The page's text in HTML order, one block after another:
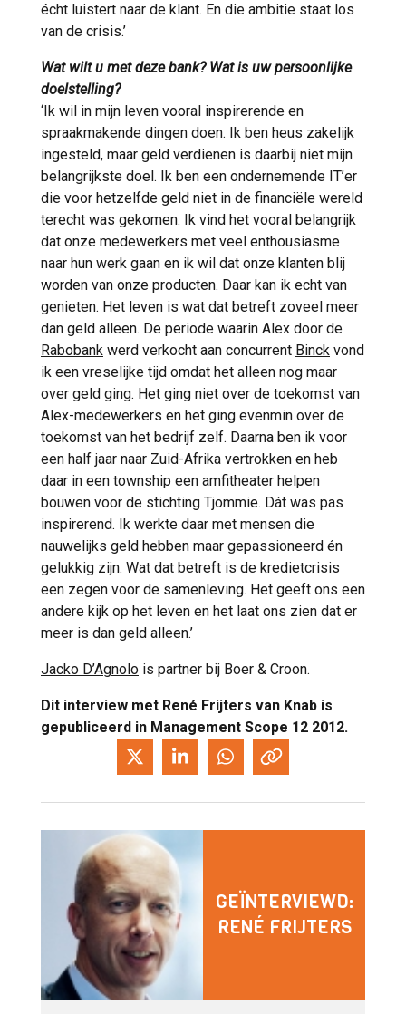
écht luistert naar de klant. En die ambitie staat los
van de crisis.’
Wat wilt u met deze bank? Wat is uw persoonlijke
doelstelling?
‘Ik wil in mijn leven vooral inspirerende en
spraakmakende dingen doen. Ik ben heus zakelijk
ingesteld, maar geld verdienen is daarbij niet mijn
belangrijkste doel. Ik ben een ondernemende IT’er
die voor hetzelfde geld niet in de financiële wereld
terecht was gekomen. Ik vind het vooral belangrijk
dat onze medewerkers met veel enthousiasme
naar hun werk gaan en ik wil dat onze klanten blij
worden van onze producten. Daar kan ik echt van
genieten. Het leven is wat dat betreft zoveel meer
dan geld alleen. De periode waarin Alex door de
Rabobank werd verkocht aan concurrent Binck vond
ik een vreselijke tijd omdat het alleen nog maar
over geld ging. Het ging niet over de toekomst van
Alex-medewerkers en het ging evenmin over de
toekomst van het bedrijf zelf. Daarna ben ik voor
een half jaar naar Zuid-Afrika vertrokken en heb
daar in een township een amfitheater helpen
bouwen voor de stichting Tjommie. Dát was pas
inspirerend. Ik werkte daar met mensen die
nauwelijks geld hebben maar gepassioneerd én
gelukkig zijn. Wat dat betreft is de kredietcrisis
een zegen voor de samenleving. Het geeft ons een
andere kijk op het leven en het laat ons zien dat er
meer is dan geld alleen.’
Jacko D’Agnolo is partner bij Boer & Croon.
Dit interview met René Frijters van Knab is
gepubliceerd in Management Scope 12 2012.
GEÏNTERVIEWD:
RENÉ FRIJTERS